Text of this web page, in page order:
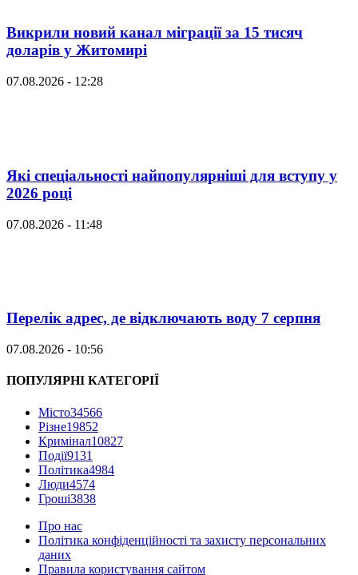
Викрили новий канал міграції за 15 тисяч
доларів у Житомирі
07.08.2026 - 12:28
Які спеціальності найпопулярніші для вступу у
2026 році
07.08.2026 - 11:48
Перелік адрес, де відключають воду 7 серпня
07.08.2026 - 10:56
ПОПУЛЯРНІ КАТЕГОРІЇ
Місто34566
Різне19852
Кримінал10827
Події9131
Політика4984
Люди4574
Гроші3838
Про нас
Політика конфіденційності та захисту персональних
даних
Правила користування сайтом